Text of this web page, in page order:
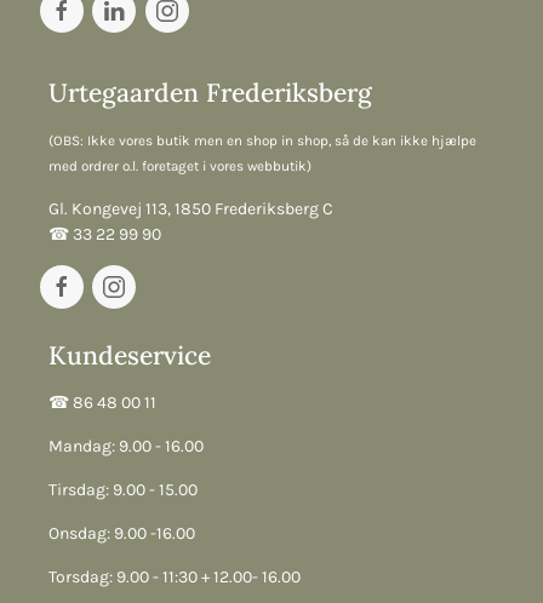
Urtegaarden Frederiksberg
(OBS: Ikke vores butik men en shop in shop, så de kan ikke hjælpe
med ordrer o.l. foretaget i vores webbutik)
Gl. Kongevej 113, 1850 Frederiksberg C
☎︎ 33 22 99 90
Kundeservice
☎︎ 86 48 00 11
Mandag: 9.00 - 16.00
Tirsdag: 9.00 - 15.00
Onsdag: 9.00 -16.00
Torsdag: 9.00 - 11:30 + 12.00- 16.00